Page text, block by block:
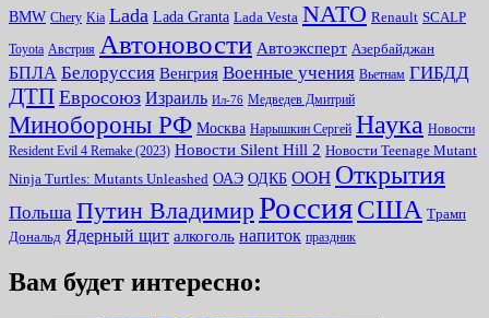
BMW Chery Kia Lada Lada Granta Lada Vesta NATO Renault SCALP
Toyota Австрия Автоновости Автоэксперт Азербайджан
БПЛА Белоруссия Венгрия Военные учения Вьетнам ГИБДД
ДТП Евросоюз Израиль Ил-76 Медведев Дмитрий
Минoбороны РФ Москва Нарышкин Сергей Наука Новости
Resident Evil 4 Remake (2023) Новости Silent Hill 2 Новости Teenage Mutant
Ninja Turtles: Mutants Unleashed ОАЭ ОДКБ ООН Открытия
Польша Путин ВладимирРоссияСША Трамп
Дональд Ядерный щит алкоголь напиток праздник
Вам будет интересно: